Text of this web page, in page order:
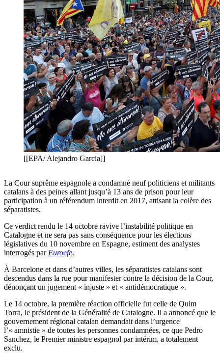
[[EPA/ Alejandro Garcia]]
La Cour suprême espagnole a condamné neuf politiciens et militants
catalans à des peines allant jusqu’à 13 ans de prison pour leur
participation à un référendum interdit en 2017, attisant la colère des
séparatistes.
Ce verdict rendu le 14 octobre ravive l’instabilité politique en
Catalogne et ne sera pas sans conséquence pour les élections
législatives du 10 novembre en Espagne, estiment des analystes
interrogés par Euroefe.
À Barcelone et dans d’autres villes, les séparatistes catalans sont
descendus dans la rue pour manifester contre la décision de la Cour,
dénonçant un jugement « injuste » et « antidémocratique ».
Le 14 octobre, la première réaction officielle fut celle de Quim
Torra, le président de la Généralité de Catalogne. Il a annoncé que le
gouvernement régional catalan demandait dans l’urgence
l’« amnistie » de toutes les personnes condamnées, ce que Pedro
Sanchez, le Premier ministre espagnol par intérim, a totalement
exclu.